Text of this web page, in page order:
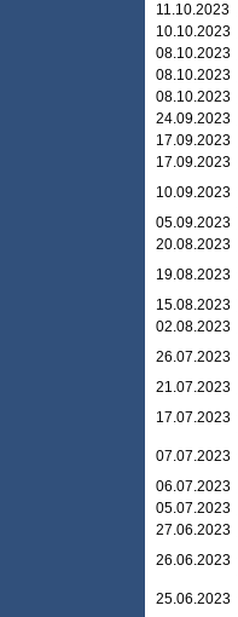
11.10.2023
10.10.2023
08.10.2023
08.10.2023
08.10.2023
24.09.2023
17.09.2023
17.09.2023
10.09.2023
05.09.2023
20.08.2023
19.08.2023
15.08.2023
02.08.2023
26.07.2023
21.07.2023
17.07.2023
07.07.2023
06.07.2023
05.07.2023
27.06.2023
26.06.2023
25.06.2023